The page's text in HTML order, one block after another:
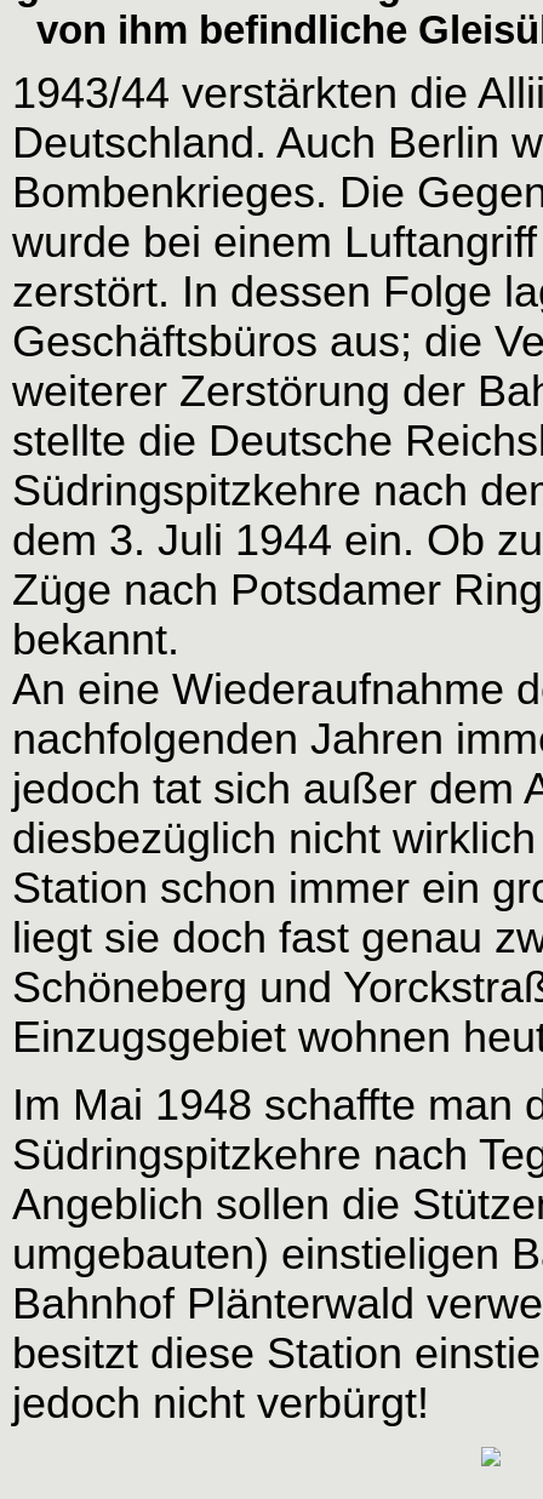
von ihm befindliche
1943/44 verstärkten die
Deutschland. Auch Berlin
Bombenkrieges. Die
wurde bei einem
zerstört. In dessen Folge
Geschäftsbüros aus; die
weiterer Zerstörung der
stellte die Deutsche
Südringspitzkehre nach
dem 3. Juli 1944 ein. Ob
Züge nach Potsdamer
bekannt.
An eine Wiederaufnahme
nachfolgenden Jahren
jedoch tat sich außer dem
diesbezüglich nicht
Station schon immer ein
liegt sie doch fast genau
Schöneberg und
Einzugsgebiet wohnen
Im Mai 1948 schaffte man
Südringspitzkehre nach
Angeblich sollen die
umgebauten) einstieligen
Bahnhof Plänterwald
besitzt diese Station
jedoch nicht verbürgt!